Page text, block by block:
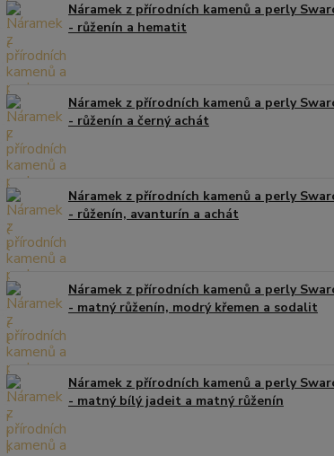
Náramek z přírodních kamenů a perly
- růženín a hematit
Náramek z přírodních kamenů a perly
- růženín a černý achát
Náramek z přírodních kamenů a perly
- růženín, avanturín a achát
Náramek z přírodních kamenů a perly
- matný růženín, modrý křemen a sodalit
Náramek z přírodních kamenů a perly
- matný bílý jadeit a matný růženín